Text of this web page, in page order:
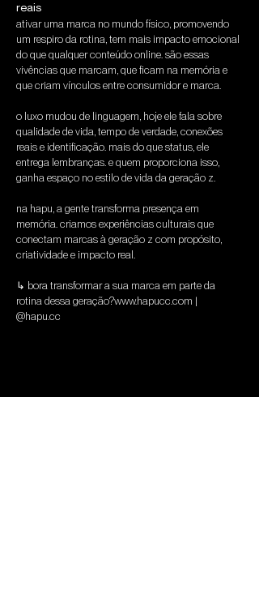
reais
ativar uma marca no mundo físico, promovendo
um respiro da rotina, tem mais impacto emocional
do que qualquer conteúdo online. são essas
vivências que marcam, que ficam na memória e
que criam vínculos entre consumidor e marca.
o luxo mudou de linguagem, hoje ele fala sobre
qualidade de vida, tempo de verdade, conexões
reais e identificação. mais do que status, ele
entrega lembranças. e quem proporciona isso,
ganha espaço no estilo de vida da geração z.
na hapu, a gente transforma presença em
memória. criamos experiências culturais que
conectam marcas à geração z com propósito,
criatividade e impacto real.
↳ bora transformar a sua marca em parte da
rotina dessa geração?www.hapucc.com |
@hapu.cc